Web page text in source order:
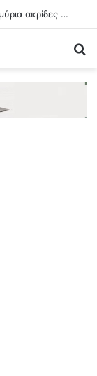
Εικόνες αποκάλυψης στη Ρωσία: Εκατομμύρια ακρίδες σκοτείνιασαν τον ουρανό